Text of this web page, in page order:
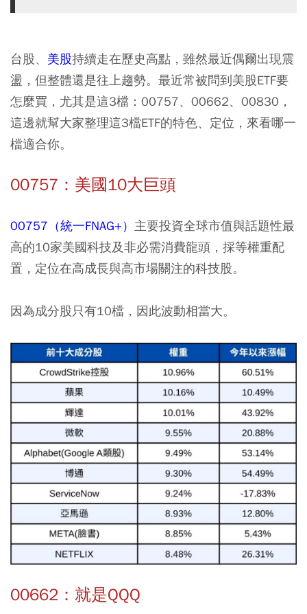
台股、 美股持續走在歷史高點，雖然最近偶爾出現震
盪，但整體還是往上趨勢。最近常被問到美股ETF要
怎麼買，尤其是這3檔：00757、00662、00830，
這邊就幫大家整理這3檔ETF的特色、定位，來看哪一
檔適合你。
00757：美國10大巨頭
00757（統一FNAG+） 主要投資全球市值與話題性最
高的10家美國科技及非必需消費龍頭，採等權重配
置，定位在高成長與高市場關注的科技股。
因為成分股只有10檔，因此波動相當大。
00662：就是QQQ